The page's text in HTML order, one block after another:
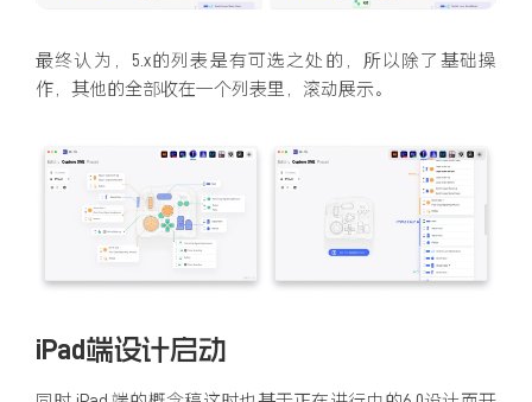
最终认为，5.x的列表是有可选之处的，所以除了基础操
作，其他的全部收在一个列表里，滚动展示。
iPad端设计启动